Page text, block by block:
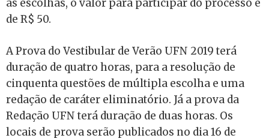
as escolhas, o valor para participar do processo é
de R$ 50.
A Prova do Vestibular de Verão UFN 2019 terá
duração de quatro horas, para a resolução de
cinquenta questões de múltipla escolha e uma
redação de caráter eliminatório. Já a prova da
Redação UFN terá duração de duas horas. Os
locais de prova serão publicados no dia 16 de